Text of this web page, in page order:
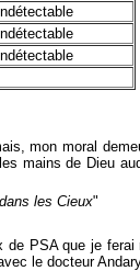
mon moral
mains de Dieu
les Cieux"
de PSA que je ferai
le docteur